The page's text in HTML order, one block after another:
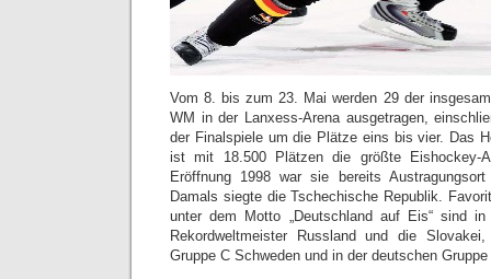
Vom 8. bis zum 23. Mai werden 29 der
WM in der Lanxess-Arena ausgetragen,
der Finalspiele um die Plätze eins bis vier. Das
ist mit 18.500 Plätzen die größte Eishockey-
Eröffnung 1998 war sie bereits
Damals siegte die Tschechische Republik.
unter dem Motto „Deutschland auf Eis“ sind in
Rekordweltmeister Russland und die
Gruppe C Schweden und in der deutschen